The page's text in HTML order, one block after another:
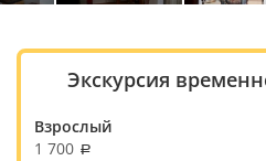
Экскурсия
Взрослый
1 700